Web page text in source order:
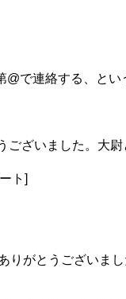
で連絡する、とい
ございました。大
ト]
りがとうございま